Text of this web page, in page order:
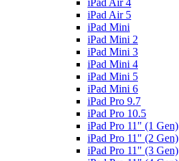
iPad Air 4
iPad Air 5
iPad Mini
iPad Mini 2
iPad Mini 3
iPad Mini 4
iPad Mini 5
iPad Mini 6
iPad Pro 9.7
iPad Pro 10.5
iPad Pro 11" (1 Gen)
iPad Pro 11" (2 Gen)
iPad Pro 11" (3 Gen)